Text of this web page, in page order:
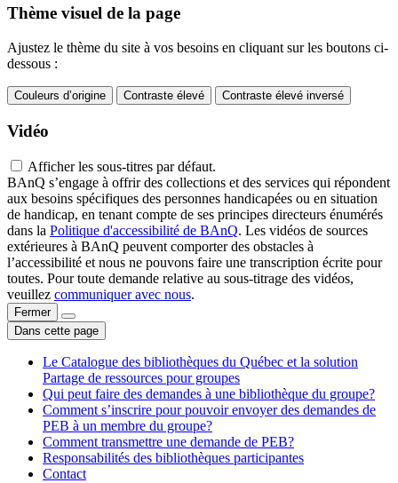
Thème visuel de la page
Ajustez le thème du site à vos besoins en cliquant sur les boutons ci-
dessous :
Couleurs d’origine Contraste élevé Contraste élevé inversé
Vidéo
Afficher les sous-titres par défaut.
BAnQ s’engage à offrir des collections et des services qui répondent
aux besoins spécifiques des personnes handicapées ou en situation
de handicap, en tenant compte de ses principes directeurs énumérés
dans la Politique d'accessibilité de BAnQ. Les vidéos de sources
extérieures à BAnQ peuvent comporter des obstacles à
l’accessibilité et nous ne pouvons faire une transcription écrite pour
toutes. Pour toute demande relative au sous-titrage des vidéos,
veuillez communiquer avec nous.
Fermer
Dans cette page
Le Catalogue des bibliothèques du Québec et la solution
Partage de ressources pour groupes
Qui peut faire des demandes à une bibliothèque du groupe?
Comment s’inscrire pour pouvoir envoyer des demandes de
PEB à un membre du groupe?
Comment transmettre une demande de PEB?
Responsabilités des bibliothèques participantes
Contact